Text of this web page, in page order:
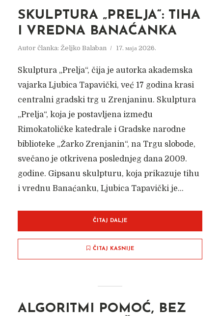
SKULPTURA „PRELJA“: TIHA
I VREDNA BANAĆANKA
Autor članka: Željko Balaban 17. маја 2026.
Skulptura „Prelja“, čija je autorka akademska
vajarka Ljubica Tapavički, već 17 godina krasi
centralni gradski trg u Zrenjaninu. Skulptura
„Prelja“, koja je postavljena između
Rimokatoličke katedrale i Gradske narodne
biblioteke „Žarko Zrenjanin“, na Trgu slobode,
svečano je otkrivena poslednjeg dana 2009.
godine. Gipsanu skulpturu, koja prikazuje tihu
i vrednu Banaćanku, Ljubica Tapavički je...
ČITAJ DALJE
ČITAJ KASNIJE
ALGORITMI POMOĆ, BEZ